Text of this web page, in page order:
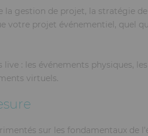
la gestion de projet, la stratégie
votre projet événementiel, quel
: les événements physiques,
virtuels.
sur les fondamentaux de